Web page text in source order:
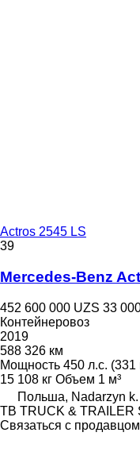
Actros 2545 LS
39
Mercedes-Benz
452 600 000 UZS 33
Контейнеровоз
2019
588 326 км
Мощность 450 л.с. (331
15 108 кг Объем 1 м³
Польша, Nadarzyn
TB TRUCK & TRAILER
Связаться с продавцом